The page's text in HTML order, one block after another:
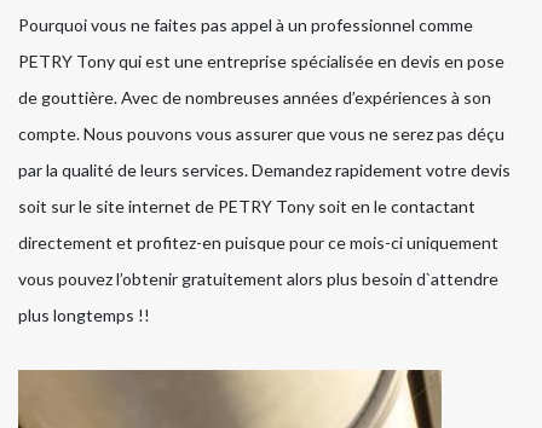
Pourquoi vous ne faites pas appel à un professionnel comme
PETRY Tony qui est une entreprise spécialisée en devis en pose
de gouttière. Avec de nombreuses années d’expériences à son
compte. Nous pouvons vous assurer que vous ne serez pas déçu
par la qualité de leurs services. Demandez rapidement votre devis
soit sur le site internet de PETRY Tony soit en le contactant
directement et profitez-en puisque pour ce mois-ci uniquement
vous pouvez l’obtenir gratuitement alors plus besoin d`attendre
plus longtemps !!